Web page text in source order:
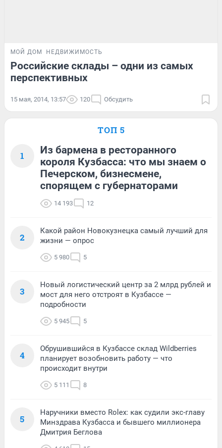
МОЙ ДОМ НЕДВИЖИМОСТЬ
Российские склады – одни из самых
перспективных
15 мая, 2014, 13:57 120 Обсудить
ТОП 5
1
Из бармена в ресторанного
короля Кузбасса: что мы знаем о
Печерском, бизнесмене,
спорящем с губернаторами
14 193 12
2
Какой район Новокузнецка самый лучший для
жизни — опрос
5 980 5
3
Новый логистический центр за 2 млрд рублей и
мост для него отстроят в Кузбассе —
подробности
5 945 5
4
Обрушившийся в Кузбассе склад Wildberries
планирует возобновить работу — что
происходит внутри
5 111 8
5
Наручники вместо Rolex: как судили экс-главу
Минздрава Кузбасса и бывшего миллионера
Дмитрия Беглова